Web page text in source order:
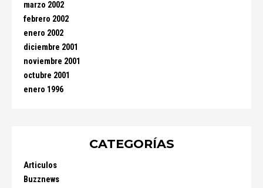
marzo 2002
febrero 2002
enero 2002
diciembre 2001
noviembre 2001
octubre 2001
enero 1996
CATEGORÍAS
Articulos
Buzznews